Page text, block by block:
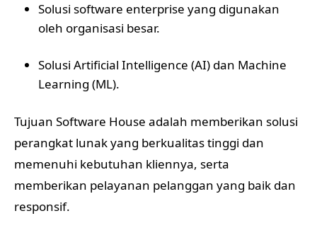
Solusi software enterprise yang digunakan
oleh organisasi besar.
Solusi Artificial Intelligence (AI) dan Machine
Learning (ML).
Tujuan Software House adalah memberikan solusi
perangkat lunak yang berkualitas tinggi dan
memenuhi kebutuhan kliennya, serta
memberikan pelayanan pelanggan yang baik dan
responsif.